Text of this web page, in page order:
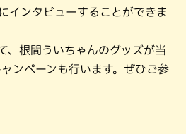
インタビューすることができま
、根間ういちゃんのグッズが当
ンペーンも行います。ぜひご参